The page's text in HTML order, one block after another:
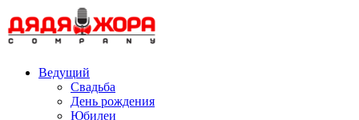
to
content
Ведущий
Свадьба
День рождения
Юбилеи